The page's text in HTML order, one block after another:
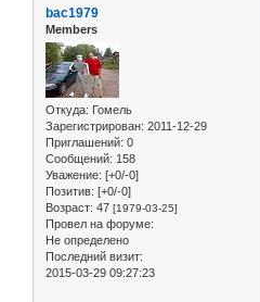
bac1979
Members
Откуда: Гомель
Зарегистрирован: 2011-12-29
Приглашений: 0
Сообщений: 158
Уважение: [+0/-0]
Позитив: [+0/-0]
Возраст: 47 [1979-03-25]
Провел на форуме:
Не определено
Последний визит:
2015-03-29 09:27:23